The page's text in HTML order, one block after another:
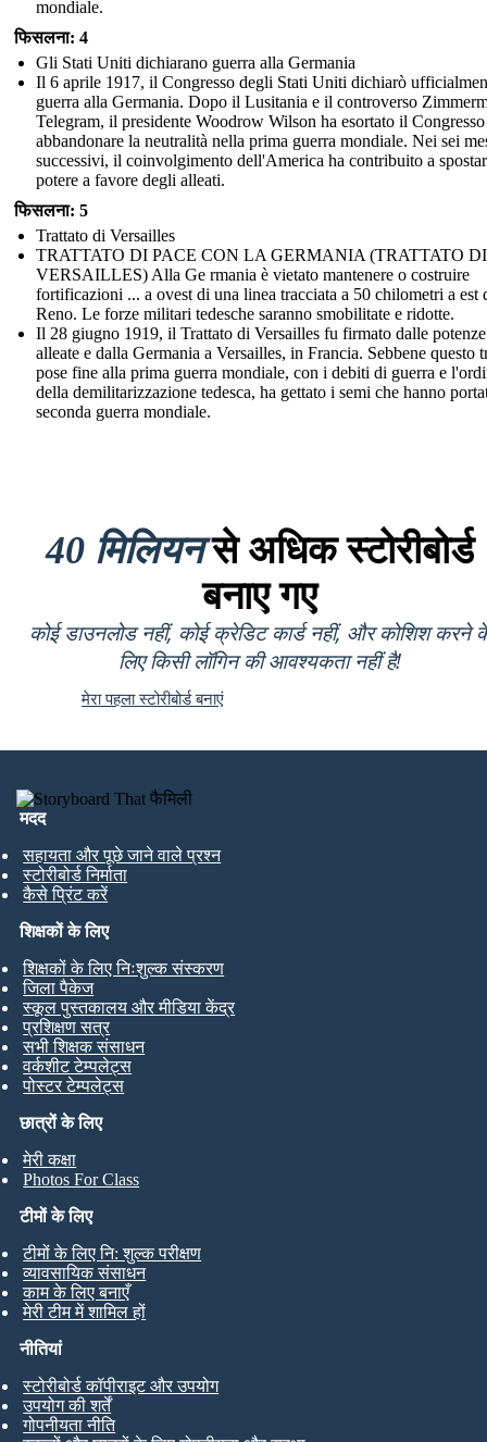
mondiale.
फिसलना: 4
Gli Stati Uniti dichiarano guerra alla Germania
Il 6 aprile 1917, il Congresso degli Stati Uniti dichiarò
guerra alla Germania. Dopo il Lusitania e il controverso
Telegram, il presidente Woodrow Wilson ha esortato il
abbandonare la neutralità nella prima guerra mondiale. Nei sei
successivi, il coinvolgimento dell'America ha contribuito a
potere a favore degli alleati.
फिसलना: 5
Trattato di Versailles
TRATTATO DI PACE CON LA GERMANIA (TRATTATO DI
VERSAILLES) Alla Ge rmania è vietato mantenere o costruire
fortificazioni ... a ovest di una linea tracciata a 50 chilometri a est
Reno. Le forze militari tedesche saranno smobilitate e ridotte.
Il 28 giugno 1919, il Trattato di Versailles fu firmato dalle potenze
alleate e dalla Germania a Versailles, in Francia. Sebbene questo
pose fine alla prima guerra mondiale, con i debiti di guerra e
della demilitarizzazione tedesca, ha gettato i semi che hanno
seconda guerra mondiale.
40 मिलियनसे अधिक स्टोरीबोर्ड
बनाए गए
कोई डाउनलोड नहीं, कोई क्रेडिट कार्ड नहीं, और कोशिश करने
लिए किसी लॉगिन की आवश्यकता नहीं है!
मेरा पहला स्टोरीबोर्ड बनाएं
मदद
सहायता और पूछे जाने वाले प्रश्न
स्टोरीबोर्ड निर्माता
कैसे प्रिंट करें
छात्रों के लिए
मेरी कक्षा
Photos For Class
शिक्षकों के लिए
शिक्षकों के लिए निःशुल्क संस्करण
जिला पैकेज
स्कूल पुस्तकालय और मीडिया केंद्र
प्रशिक्षण सत्र
सभी शिक्षक संसाधन
वर्कशीट टेम्पलेट्स
पोस्टर टेम्पलेट्स
टीमों के लिए
टीमों के लिए नि: शुल्क परीक्षण
व्यावसायिक संसाधन
काम के लिए बनाएँ
मेरी टीम में शामिल हों
नीतियां
स्टोरीबोर्ड कॉपीराइट और उपयोग
उपयोग की शर्तें
गोपनीयता नीति